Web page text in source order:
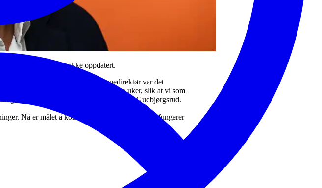
være foreldet eller ikke oppdatert.
Lillestrøm Nord. Som ny kommunedirektør var det
kommunen til et nytt møte om noen uker, slik at vi som
deres, sier kommunedirektør Bjørn Gudbjørgsrud.
Nå er målet å komme fram til løsninger som fungerer